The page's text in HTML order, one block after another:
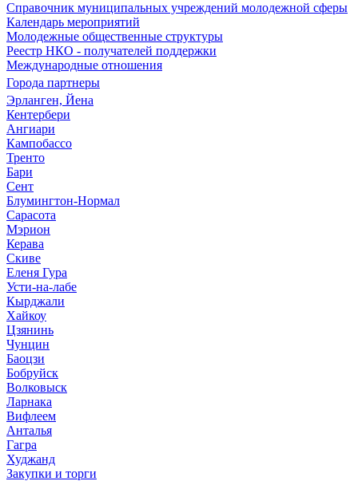
Справочник муниципальных учреждений молодежной сферы
Календарь мероприятий
Молодежные общественные структуры
Реестр НКО - получателей поддержки
Международные отношения
Города партнеры
Эрланген, Йена
Кентербери
Ангиари
Кампобассо
Тренто
Бари
Сент
Блумингтон-Нормал
Сарасота
Мэрион
Керава
Скиве
Еленя Гура
Усти-на-лабе
Кырджали
Хайкоу
Цзянинь
Чунцин
Баоцзи
Бобруйск
Волковыск
Ларнака
Вифлеем
Анталья
Гагра
Худжанд
Закупки и торги